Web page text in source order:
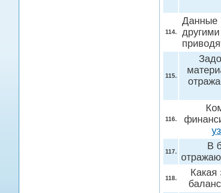
114.
Данные
115.
116.
117.
В
118.
Какая